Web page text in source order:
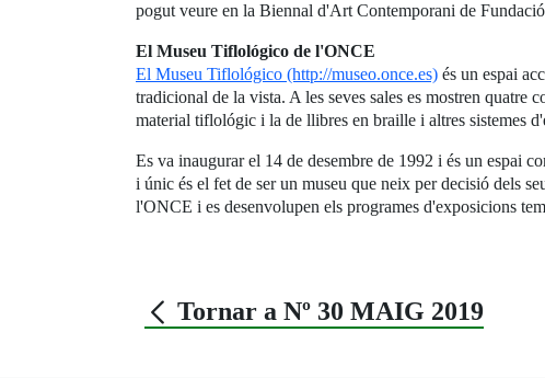
pogut veure en la Biennal d'Art Contemporani de
El Museu Tiflológico de l'ONCE
El Museu Tiflológico (http://museo.once.es) és un espai
tradicional de la vista. A les seves sales es mostren quatre
material tiflológic i la de llibres en braille i altres sistemes
Es va inaugurar el 14 de desembre de 1992 i és un espai
i únic és el fet de ser un museu que neix per decisió dels
l'ONCE i es desenvolupen els programes d'exposicions
Tornar a Nº 30 MAIG 2019